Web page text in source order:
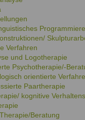
Verfahren
und Logotherapie
Psychotherapie/-
orientierte
Paartherapie
kognitive
Beratung